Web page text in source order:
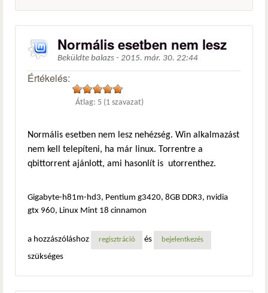
Normális esetben nem lesz
Beküldte balazs - 2015. már. 30. 22:44
Értékelés:
Átlag: 5 (1 szavazat)
Normális esetben nem lesz nehézség. Win alkalmazást
nem kell telepíteni, ha már linux. Torrentre a
qbittorrent ajánlott, ami hasonlít is utorrenthez.
Gigabyte-h81m-hd3, Pentium g3420, 8GB DDR3, nvidia
gtx 960, Linux Mint 18 cinnamon
a hozzászóláshoz regisztráció és bejelentkezés
szükséges